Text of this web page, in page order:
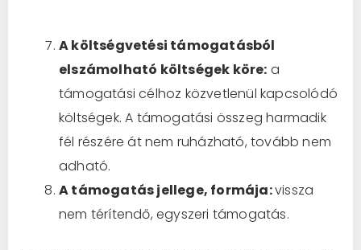
A költségvetési támogatásból
elszámolható költségek köre: a
támogatási célhoz közvetlenül kapcsolódó
költségek. A támogatási összeg harmadik
fél részére át nem ruházható, tovább nem
adható.
A támogatás jellege, formája:vissza
nem térítendő, egyszeri támogatás.